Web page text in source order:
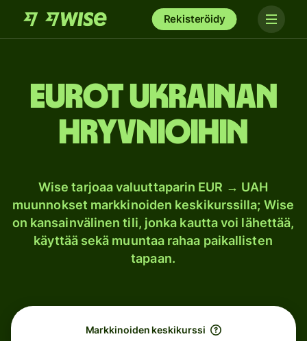
Rekisteröidy
Eurot Ukrainan
hryvnioihin
Wise tarjoaa valuuttaparin EUR → UAH
muunnokset markkinoiden keskikurssilla; Wise
on kansainvälinen tili, jonka kautta voi lähettää,
käyttää sekä muuntaa rahaa paikallisten
tapaan.
Markkinoiden keskikurssi